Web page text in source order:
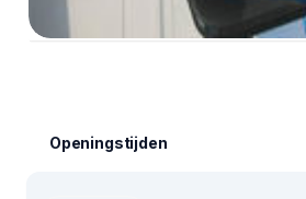
Openingstijden